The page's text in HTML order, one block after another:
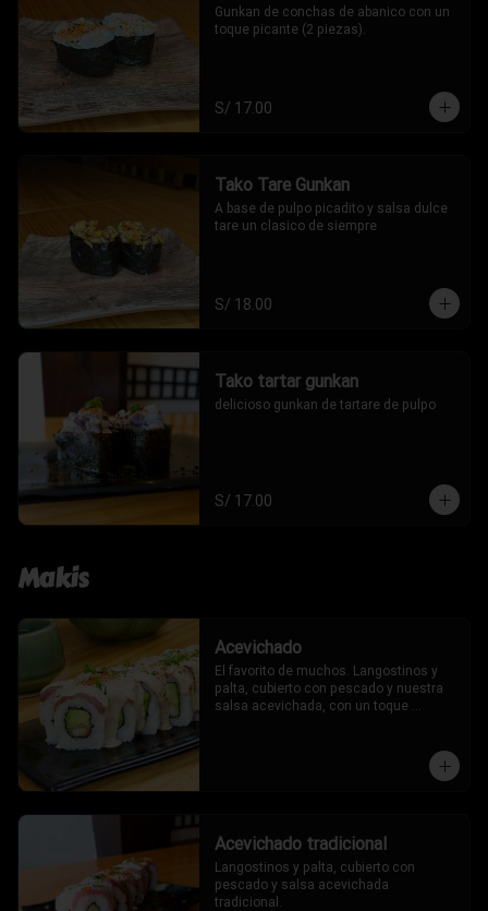
Gunkan de conchas de abanico con un
toque picante (2 piezas).
S/ 17.00
Tako Tare Gunkan
A base de pulpo picadito y salsa dulce
tare un clasico de siempre
S/ 18.00
Tako tartar gunkan
delicioso gunkan de tartare de pulpo
S/ 17.00
Makis
Acevichado
El favorito de muchos. Langostinos y
palta, cubierto con pescado y nuestra
salsa acevichada, con un toque
Acevichado tradicional
Langostinos y palta, cubierto con
pescado y salsa acevichada
tradicional.